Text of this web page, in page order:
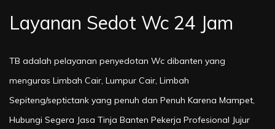
Layanan Sedot Wc 24 Jam
TB adalah pelayanan penyedotan Wc dibanten yang
menguras Limbah Cair, Lumpur Cair, Limbah
Sepiteng/septictank yang penuh dan Penuh Karena Mampet,
Hubungi Segera Jasa Tinja Banten Pekerja Profesional Jujur